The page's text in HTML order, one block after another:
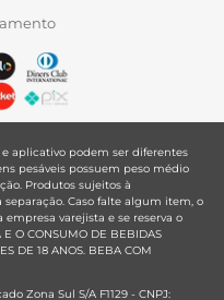
aplicativo podem ser diferentes
pesáveis possuem peso médio
Produtos sujeitos à
Caso falte algum item, o
varejista e se reserva o
O CONSUMO DE BEBIDAS
DE 18 ANOS. BEBA COM
Zona Sul S/A F1129 - CNPJ: